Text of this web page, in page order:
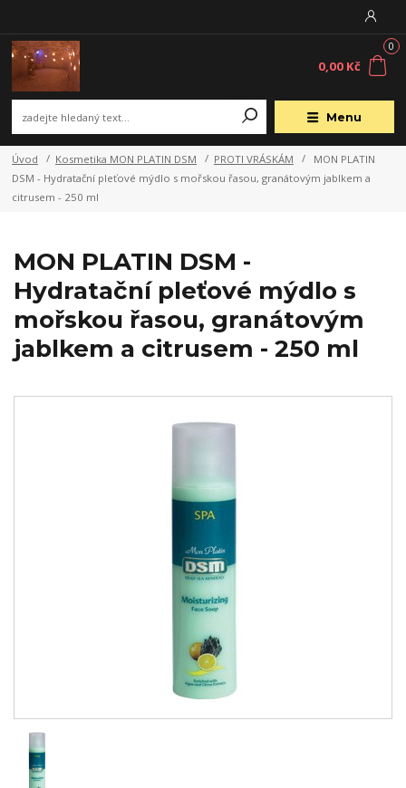
Menu
0
0,00 Kč
Úvod Kosmetika MON PLATIN DSM PROTI VRÁSKÁM
MON PLATIN
DSM - Hydratační pleťové mýdlo s mořskou řasou, granátovým jablkem a
citrusem - 250 ml
MON PLATIN DSM -
Hydratační pleťové mýdlo s
mořskou řasou, granátovým
jablkem a citrusem - 250 ml